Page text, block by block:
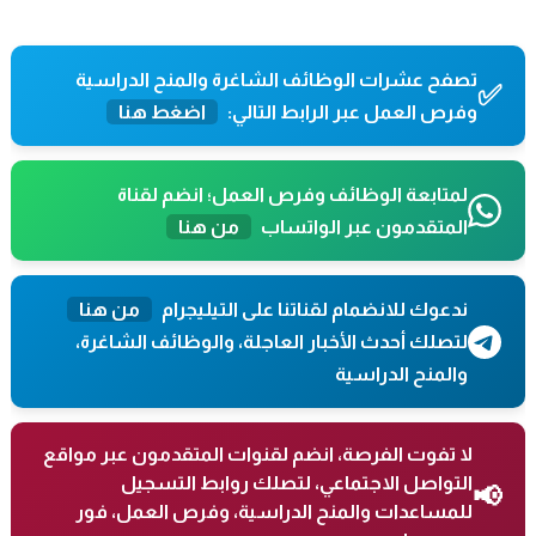
✅تصفح عشرات الوظائف الشاغرة والمنح الدراسية
وفرص العمل عبر الرابط التالي:
اضغط هنا
لمتابعة الوظائف وفرص العمل؛ انضم لقناة
المتقدمون عبر الواتساب
من هنا
ندعوك للانضمام لقناتنا على التيليجرام
من هنا
لتصلك أحدث الأخبار العاجلة، والوظائف الشاغرة،
والمنح الدراسية
📢
لا تفوت الفرصة، انضم لقنوات المتقدمون عبر مواقع
التواصل الاجتماعي، لتصلك روابط التسجيل
للمساعدات والمنح الدراسية، وفرص العمل، فور